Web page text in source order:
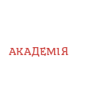
АКАДЕМІЯ